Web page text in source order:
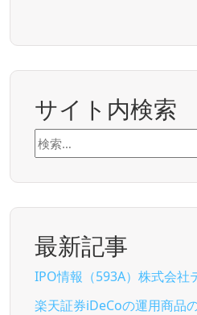
サイト内検索
検
索:
最新記事
IPO情報（593A）株式会社
楽天証券iDeCoの運用商品